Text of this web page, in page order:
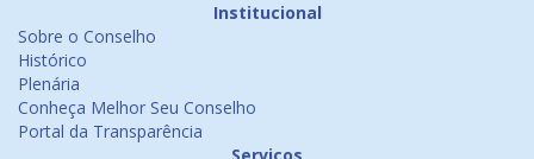
Institucional
Sobre o Conselho
Histórico
Plenária
Conheça Melhor Seu Conselho
Portal da Transparência